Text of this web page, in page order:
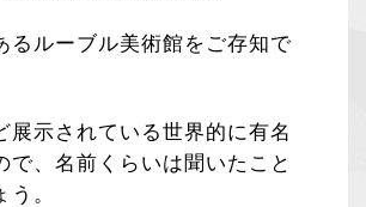
るルーブル美術館をご存知で
展示されている世界的に有名
で、名前くらいは聞いたこと
。